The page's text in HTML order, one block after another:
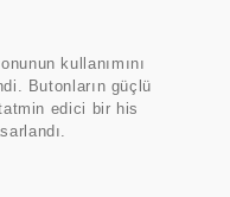
kullanımını
Butonların güçlü
tatmin edici bir his